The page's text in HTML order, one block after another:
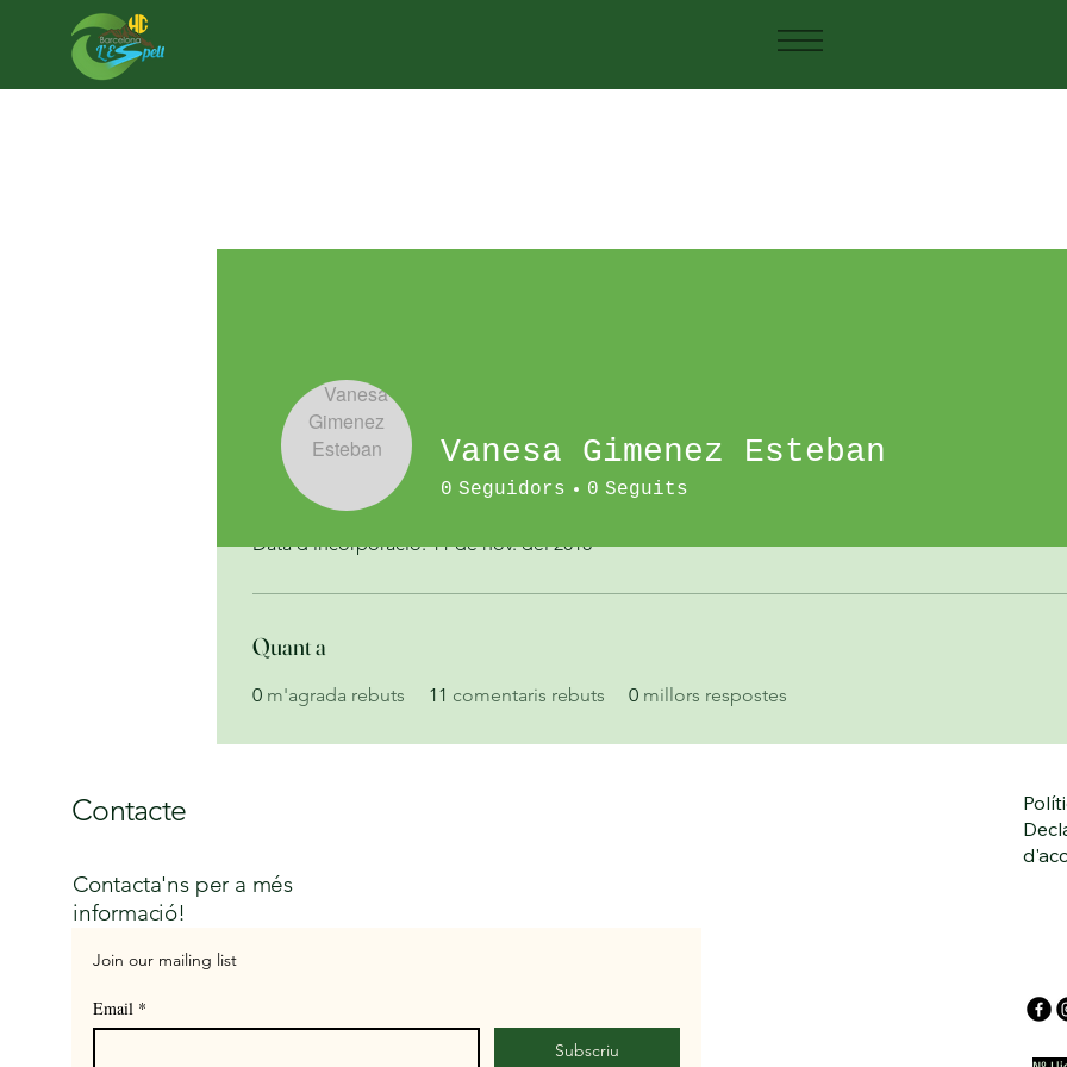
Perfil
Data d'incorporació: 11 de nov. del 2018
Quant a
0 m'agrada rebuts 11 comentaris rebuts 0 millors respostes
Vanesa Gimenez Esteban
0 Seguidors 0 Seguits
Contacte
Contacta'ns per a més
informació!
Join our mailing list
Email *
Subscriu